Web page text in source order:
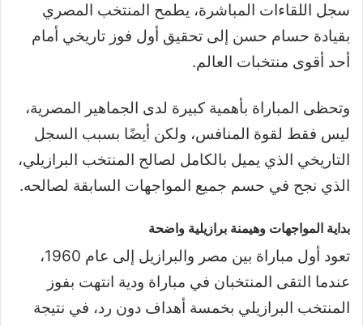
سجل اللقاءات المباشرة، يطمح المنتخب المصري
بقيادة حسام حسن إلى تحقيق أول فوز تاريخي أمام
أحد أقوى منتخبات العالم.
وتحظى المباراة بأهمية كبيرة لدى الجماهير المصرية،
ليس فقط لقوة المنافس، ولكن أيضًا بسبب السجل
التاريخي الذي يميل بالكامل لصالح المنتخب البرازيلي،
الذي نجح في حسم جميع المواجهات السابقة لصالحه.
بداية المواجهات وهيمنة برازيلية واضحة
تعود أول مباراة بين مصر والبرازيل إلى عام 1960،
عندما التقى المنتخبان في مباراة ودية انتهت بفوز
المنتخب البرازيلي بخمسة أهداف دون رد، في نتيجة